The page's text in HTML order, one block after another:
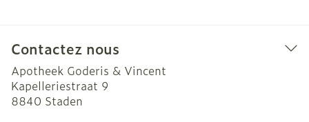
Contactez nous
Apotheek Goderis & Vincent
Kapelleriestraat 9
8840 Staden